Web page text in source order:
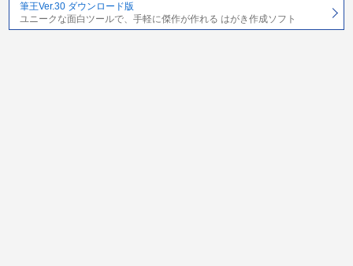
筆王Ver.30 ダウンロード版
ユニークな面白ツールで、手軽に傑作が作れる はがき作成ソフト